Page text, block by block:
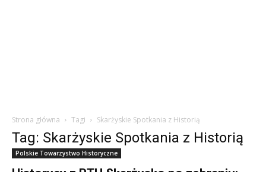
Strona główna Tagi Skarżyskie Spotkania z Historią
Tag: Skarżyskie Spotkania z Historią
Polskie Towarzystwo Historyczne